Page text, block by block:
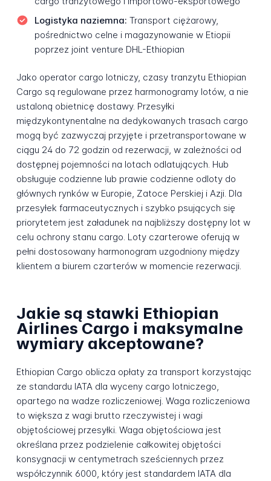
Logistyka naziemna: Transport ciężarowy,
pośrednictwo celne i magazynowanie w Etiopii
poprzez joint venture DHL-Ethiopian
Jako operator cargo lotniczy, czasy tranzytu Ethiopian
Cargo są regulowane przez harmonogramy lotów, a nie
ustaloną obietnicę dostawy. Przesyłki
międzykontynentalne na dedykowanych trasach cargo
mogą być zazwyczaj przyjęte i przetransportowane w
ciągu 24 do 72 godzin od rezerwacji, w zależności od
dostępnej pojemności na lotach odlatujących. Hub
obsługuje codzienne lub prawie codzienne odloty do
głównych rynków w Europie, Zatoce Perskiej i Azji. Dla
przesyłek farmaceutycznych i szybko psujących się
priorytetem jest załadunek na najbliższy dostępny lot w
celu ochrony stanu cargo. Loty czarterowe oferują w
pełni dostosowany harmonogram uzgodniony między
klientem a biurem czarterów w momencie rezerwacji.
Jakie są stawki Ethiopian
Airlines Cargo i maksymalne
wymiary akceptowane?
Ethiopian Cargo oblicza opłaty za transport korzystając
ze standardu IATA dla wyceny cargo lotniczego,
opartego na wadze rozliczeniowej. Waga rozliczeniowa
to większa z wagi brutto rzeczywistej i wagi
objętościowej przesyłki. Waga objętościowa jest
określana przez podzielenie całkowitej objętości
konsygnacji w centymetrach sześciennych przez
współczynnik 6000, który jest standardem IATA dla